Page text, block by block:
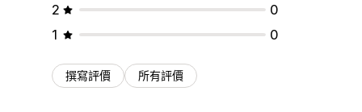
2
0
1
0
撰寫評價 所有評價